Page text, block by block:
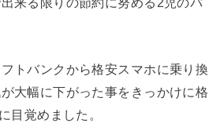
トバンクから格安スマホに乗り換
大幅に下がった事をきっかけに格
目覚めました。